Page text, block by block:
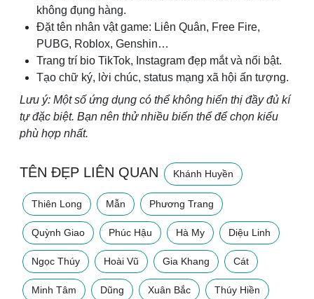
không đụng hàng.
Đặt tên nhân vật game: Liên Quân, Free Fire,
PUBG, Roblox, Genshin…
Trang trí bio TikTok, Instagram đẹp mắt và nổi bật.
Tạo chữ ký, lời chúc, status mạng xã hội ấn tượng.
Lưu ý: Một số ứng dụng có thể không hiển thị đầy đủ kí
tự đặc biệt. Bạn nên thử nhiều biến thể để chọn kiểu
phù hợp nhất.
TÊN ĐẸP LIÊN QUAN Khánh Huyền
Thiên Long Mẫn Phương Trang
Quỳnh Giao Phúc Hậu Hà My Diệu Linh
Ngọc Thúy Hoài Vũ Gia Khang Cát
Minh Tâm Dũng Xuân Bắc Thúy Hiền